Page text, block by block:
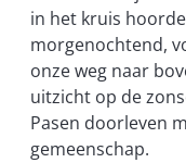
in het kruis
morgenochtend,
onze weg naar
uitzicht op de
Pasen doorleven
gemeenschap.